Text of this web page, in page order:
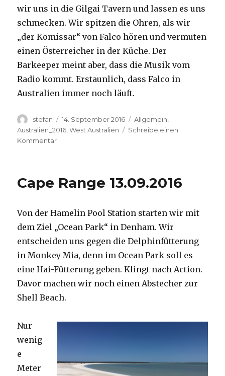
wir uns in die Gilgai Tavern und lassen es uns
schmecken. Wir spitzen die Ohren, als wir
„der Komissar“ von Falco hören und vermuten
einen Österreicher in der Küche. Der
Barkeeper meint aber, dass die Musik vom
Radio kommt. Erstaunlich, dass Falco in
Australien immer noch läuft.
Autor
stefan
Veröffentlicht
am
14. September 2016 Kategorien
Allgemein
Australien_2016 ,West Australien
Schreibe einen
Kommentarzu
Cape Range 13.09.2016
Von der Hamelin Pool Station starten wir mit
dem Ziel „Ocean Park“ in Denham. Wir
entscheiden uns gegen die Delphinfütterung
in Monkey Mia, denn im Ocean Park soll es
eine Hai-Fütterung geben. Klingt nach Action.
Davor machen wir noch einen Abstecher zur
Shell Beach.
Nur
wenig
e
Meter